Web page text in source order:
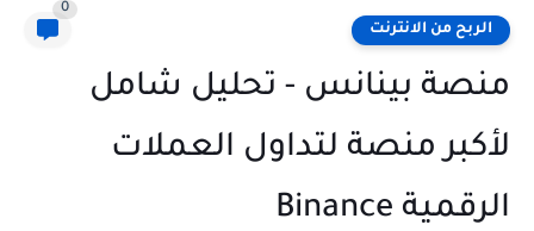
الربح من الانترنت
0
منصة بينانس - تحليل شامل
لأكبر منصة لتداول العملات
الرقمية Binance